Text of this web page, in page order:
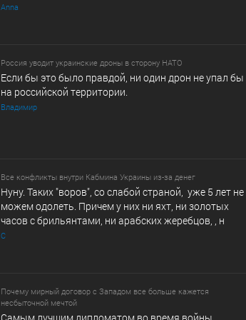
Anna
Россия уводит украинские дроны в сторону НАТО
Если бы это было правдой, ни один дрон не упал бы
на российской территории.
Владимир
Все конфликты внутри Кабмина Украины из-за денег
Нуну. Таких "воров", со слабой страной, уже 5 лет не
можем одолеть. Причем у них ни яхт, ни золотых
часов с брильянтами, ни арабских жеребцов, , н
С
Почему мирный договор с Западом все больше кажется
несбыточной мечтой